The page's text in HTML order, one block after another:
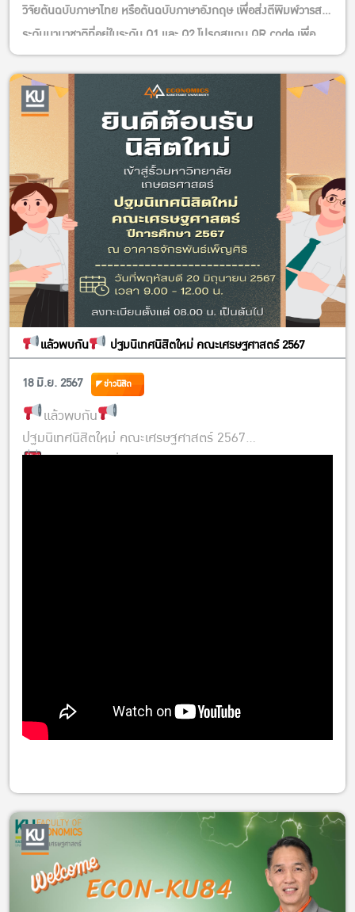
วิจัยต้นฉบับภาษาไทย หรือต้นฉบับภาษาอังกฤษ เพื่อส่งตีพิมพ์วารสาร
ระดับนานาชาติที่อยู่ในระดับ Q1 และ Q2 โปรดสแกน QR code เพื่อ
อ่านรายละเอียดโครงการตามโปสเตอร์ดังแนบ
แล้วพบกัน
ปฐมนิเทศนิสิตใหม่ คณะเศรษฐศาสตร์ 2567
18 มิ.ย. 2567
ข่าวนิสิต
แล้วพบกัน
ปฐมนิเทศนิสิตใหม่ คณะเศรษฐศาสตร์ 2567
วันพฤหัสบดีที่ 20 มิถุนายน 2567